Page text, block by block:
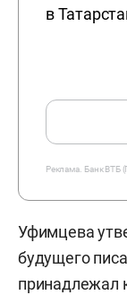
в
Реклама. Банк ВТБ
Уфимцева
будущего
принадлежал